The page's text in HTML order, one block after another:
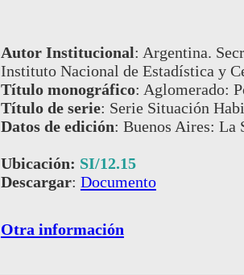
Autor Institucional: Argentina.
Instituto Nacional de Estadística y
Título monográfico: Aglomerado:
Título de serie: Serie Situación
Datos de edición: Buenos Aires: La
Ubicación: SI/12.15
Descargar: Documento
Otra información